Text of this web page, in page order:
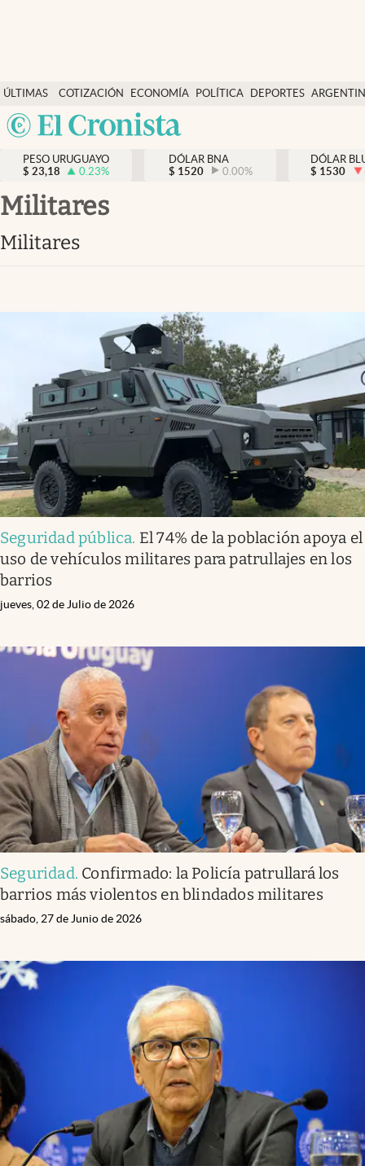
ÚLTIMAS
NOTICIAS
COTIZACIÓN
DÓLAR
ECONOMÍA POLÍTICA DEPORTES
México
Actualidad
Economía
PolíticaPESO URUGUAYO
$ 23,18 0.23%
DÓLAR BNA
$ 1520 0.00%
DÓLAR
$ 1530
militares
militares
Seguridad pública. El 74% de la población apoya el
uso de vehículos militares para patrullajes en los
barrios
jueves, 02 de Julio de 2026
Seguridad. Confirmado: la Policía patrullará los
barrios más violentos en blindados militares
sábado, 27 de Junio de 2026